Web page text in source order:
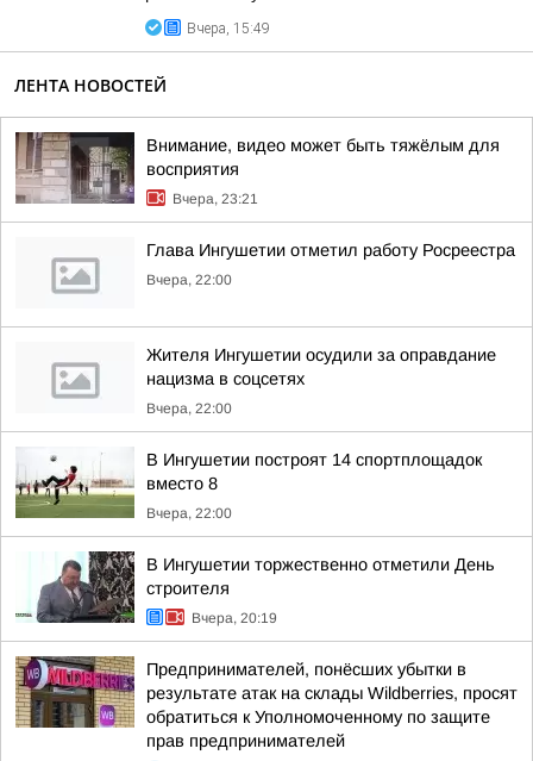
Вчера, 15:49
ЛЕНТА НОВОСТЕЙ
Внимание, видео может быть тяжёлым для
восприятия
Вчера, 23:21
Глава Ингушетии отметил работу Росреестра
Вчера, 22:00
Жителя Ингушетии осудили за оправдание
нацизма в соцсетях
Вчера, 22:00
В Ингушетии построят 14 спортплощадок
вместо 8
Вчера, 22:00
В Ингушетии торжественно отметили День
строителя
Вчера, 20:19
Предпринимателей, понёсших убытки в
результате атак на склады Wildberries, просят
обратиться к Уполномоченному по защите
прав предпринимателей